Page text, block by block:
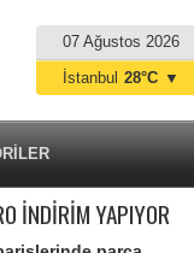
07 Ağustos 2026
İstanbul 28°C ▼
İNDİRİM YAPIYOR